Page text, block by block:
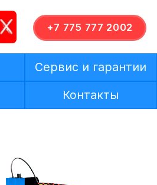
Контакты
+7 775 777 2002